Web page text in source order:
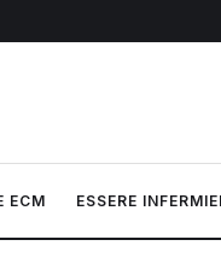
ECM ESSERE